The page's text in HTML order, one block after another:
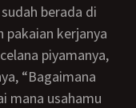
kerjanya
piyamanya,
“Bagaimana
mana usahamu